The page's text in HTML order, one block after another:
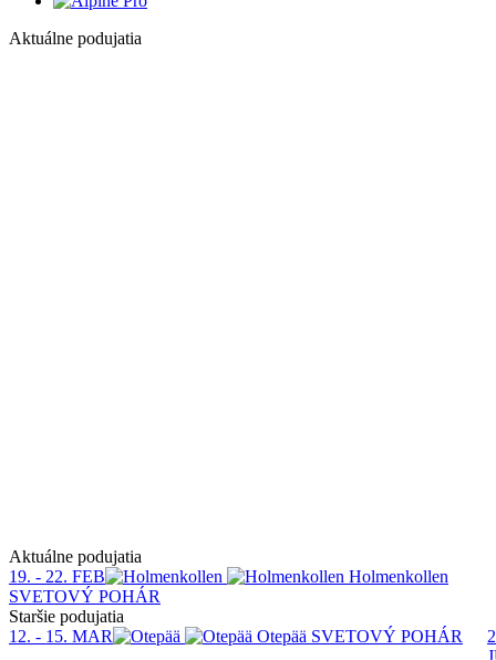
Aktuálne podujatia
Aktuálne podujatia
19. - 22. FEB
Holmenkollen
SVETOVÝ POHÁR
Staršie podujatia
12. - 15. MAR
Otepää SVETOVÝ POHÁR